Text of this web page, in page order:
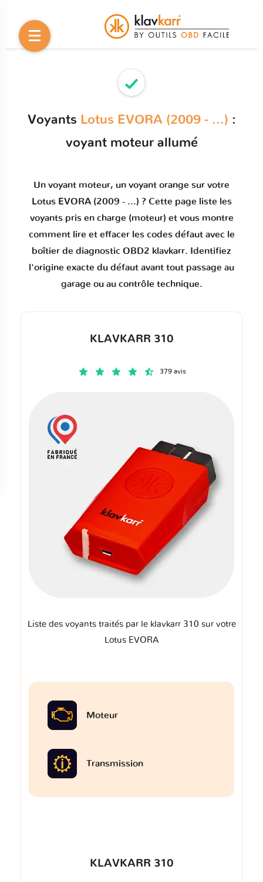
Voyants Lotus EVORA (2009 - ...) :
voyant moteur allumé
Un voyant moteur, un voyant orange sur votre
Lotus EVORA (2009 - ...) ? Cette page liste les
voyants pris en charge (moteur) et vous montre
comment lire et effacer les codes défautavec le
boîtier de diagnostic OBD2 klavkarr. Identifiez
l'origine exacte du défaut avant tout passage au
garage ou au contrôle technique.
KLAVKARR 310
379 avis
Liste des voyants traités par le klavkarr 310 sur votre
Lotus EVORA
Moteur
Transmission
KLAVKARR 310